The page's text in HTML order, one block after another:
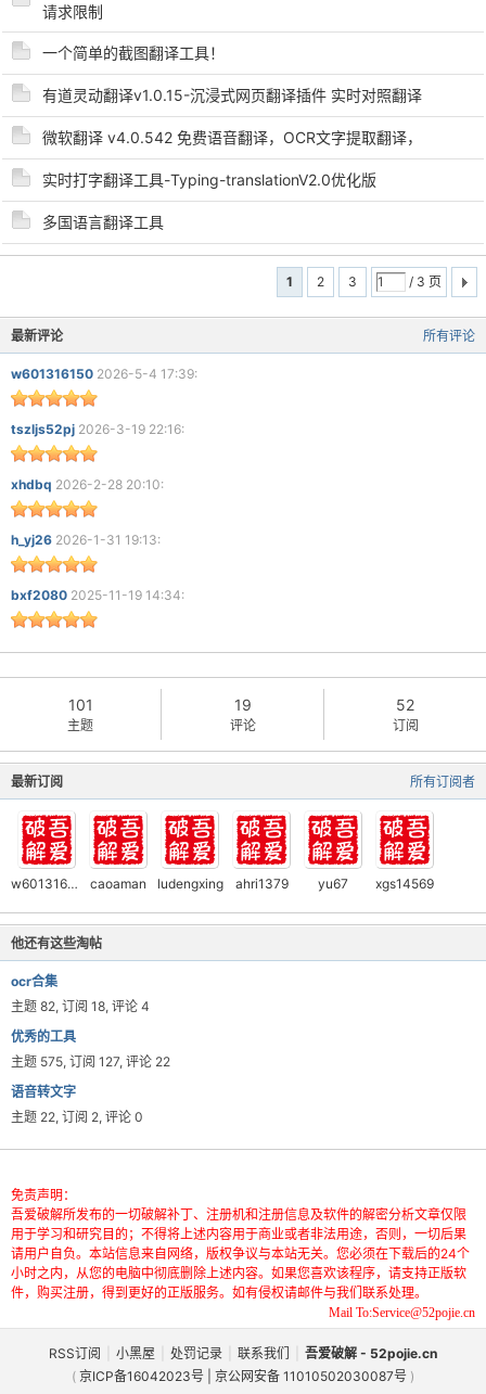
请求限制
一个简单的截图翻译工具！
有道灵动翻译v1.0.15-沉浸式网页翻译插件 实时对照翻译
微软翻译 v4.0.542 免费语音翻译，OCR文字提取翻译，
实时打字翻译工具-Typing-translationV2.0优化版
多国语言翻译工具
1 2 3 / 3 页
所有评论
最新评论
w601316150 2026-5-4 17:39:
tszljs52pj 2026-3-19 22:16:
xhdbq 2026-2-28 20:10:
h_yj26 2026-1-31 19:13:
bxf2080 2025-11-19 14:34:
101
主题
19
评论
52
订阅
所有订阅者
最新订阅
w601316150 caoaman ludengxing ahri1379 yu67 xgs14569
他还有这些淘帖
ocr合集
主题 82, 订阅 18, 评论 4
优秀的工具
主题 575, 订阅 127, 评论 22
语音转文字
主题 22, 订阅 2, 评论 0
免责声明：
吾爱破解所发布的一切破解补丁、注册机和注册信息及软件的解密分析文章仅限
用于学习和研究目的；不得将上述内容用于商业或者非法用途，否则，一切后果
请用户自负。本站信息来自网络，版权争议与本站无关。您必须在下载后的24个
小时之内，从您的电脑中彻底删除上述内容。如果您喜欢该程序，请支持正版软
件，购买注册，得到更好的正版服务。如有侵权请邮件与我们联系处理。
Mail To:Service@52pojie.cn
RSS订阅 小黑屋 处罚记录 联系我们
吾爱破解 - 52pojie.cn
( 京ICP备16042023号 | 京公网安备 11010502030087号 )